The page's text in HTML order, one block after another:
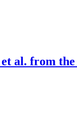
al. from